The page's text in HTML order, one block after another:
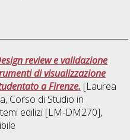
review e validazione
di visualizzazione
a Firenze. [Laurea
Corso di Studio in
edilizi [LM-DM270],